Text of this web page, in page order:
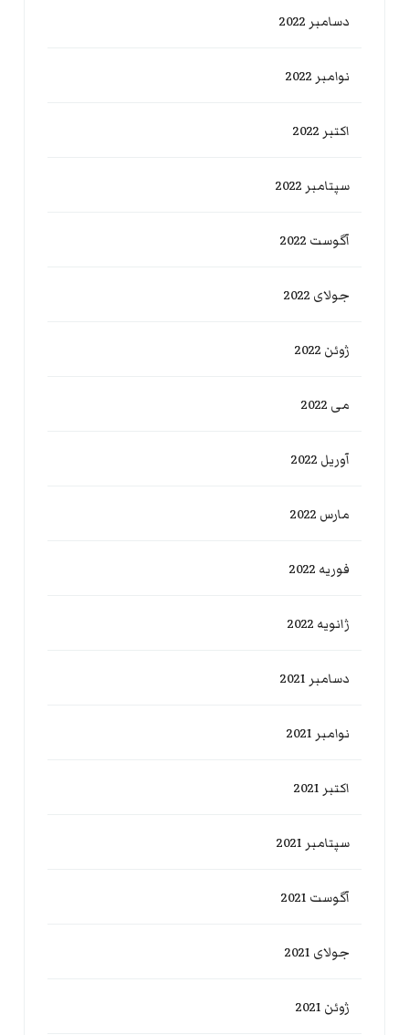
دسامبر 2022
نوامبر 2022
اکتبر 2022
سپتامبر 2022
آگوست 2022
جولای 2022
ژوئن 2022
می 2022
آوریل 2022
مارس 2022
فوریه 2022
ژانویه 2022
دسامبر 2021
نوامبر 2021
اکتبر 2021
سپتامبر 2021
آگوست 2021
جولای 2021
ژوئن 2021